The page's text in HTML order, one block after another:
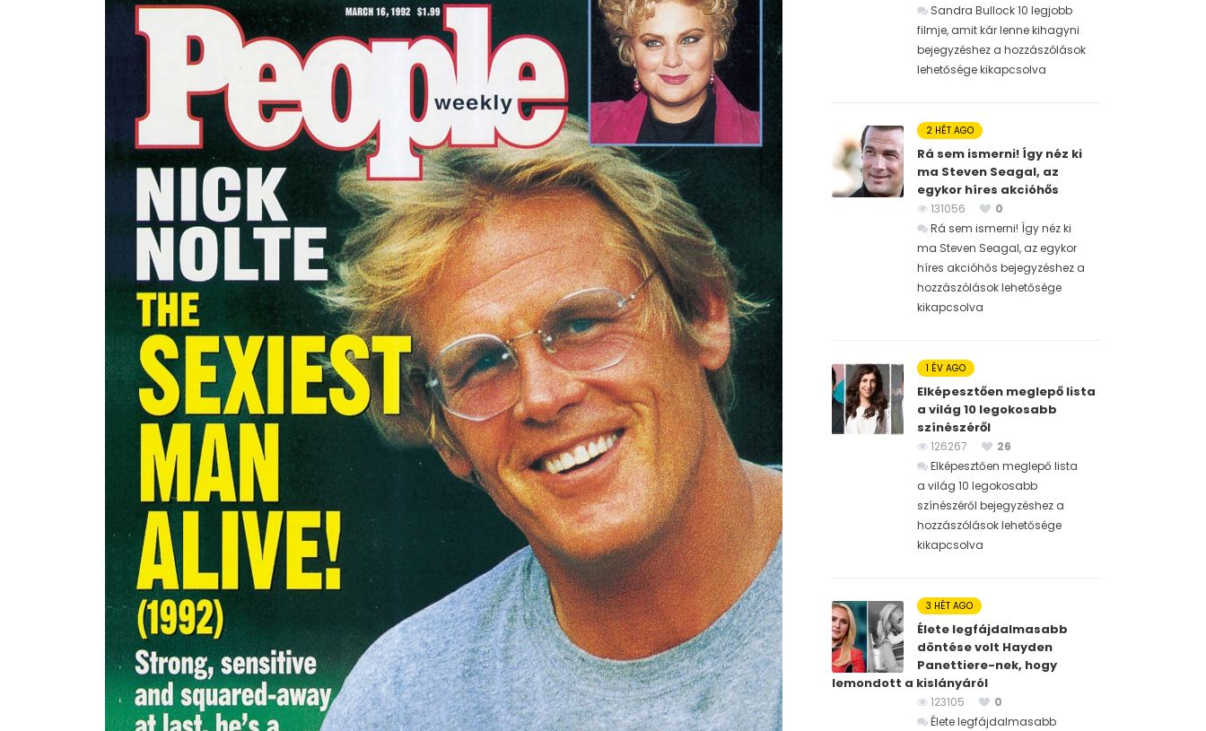
Sandra Bullock 10 legjobb
filmje, amit kár lenne kihagyni
bejegyzéshez a hozzászólások
lehetősége kikapcsolva
2 HÉT AGO
Rá sem ismerni! Így néz ki
ma Steven Seagal, az
egykor híres akcióhős
131056
0
Rá sem ismerni! Így néz ki
ma Steven Seagal, az egykor
híres akcióhős bejegyzéshez a
hozzászólások lehetősége
kikapcsolva
1 ÉV AGO
Elképesztően meglepő lista
a világ 10 legokosabb
színészéről
126267
26
Elképesztően meglepő lista
a világ 10 legokosabb
színészéről bejegyzéshez a
hozzászólások lehetősége
kikapcsolva
3 HÉT AGO
Élete legfájdalmasabb
döntése volt Hayden
Panettiere-nek, hogy
lemondott a kislányáról
123105
0
Élete legfájdalmasabb